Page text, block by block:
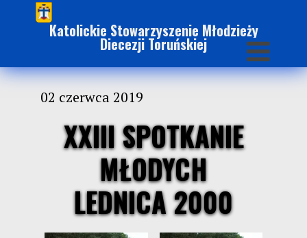
Katolickie Stowarzyszenie Młodzieży
Diecezji Toruńskiej
02 czerwca 2019
XXIII SPOTKANIE
MŁODYCH
LEDNICA 2000